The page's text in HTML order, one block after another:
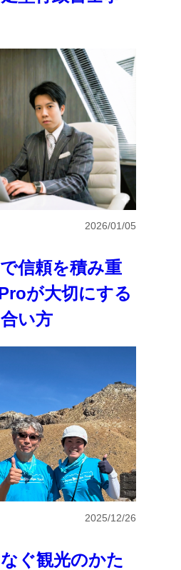
信頼を積み重
が大切にする
い方
2026/01/05
ぐ観光のかた
2025/12/26